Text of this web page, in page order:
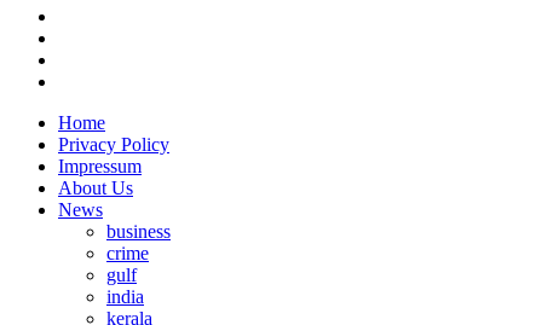
Home
Privacy Policy
Impressum
About Us
News
business
crime
gulf
india
kerala